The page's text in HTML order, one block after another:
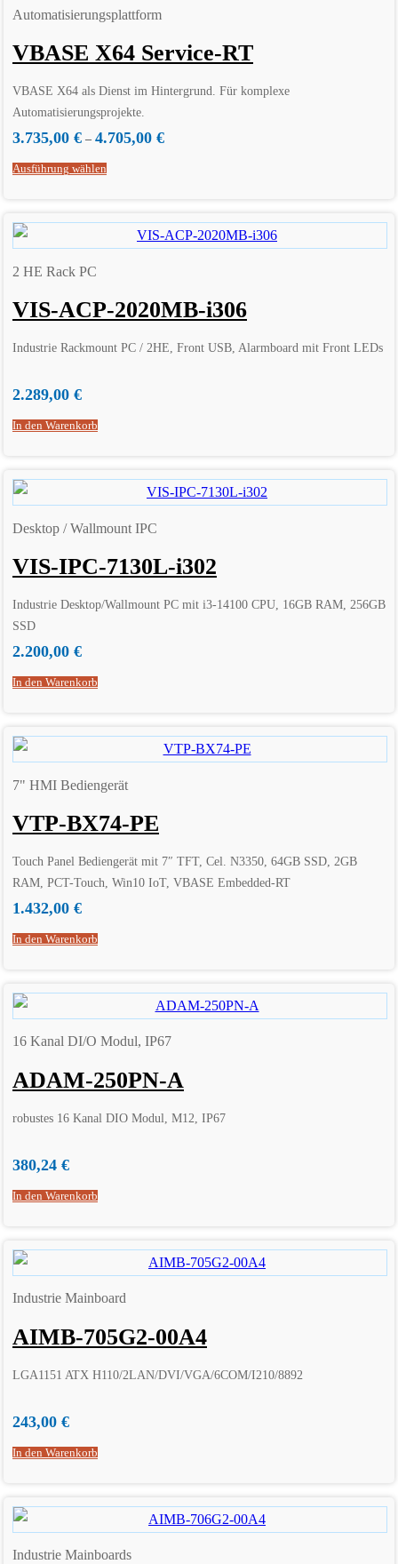
Automatisierungsplattform
VBASE X64 Service-RT
VBASE X64 als Dienst im Hintergrund. Für komplexe
Automatisierungsprojekte.
Einzellizenz für ein Laufzeitsystem inkl. Editor
3.735,00 € – 4.705,00 €
Ausführung wählen
2 HE Rack PC
VIS-ACP-2020MB-i306
Industrie Rackmount PC / 2HE, Front USB, Alarmboard mit Front LEDs
2.289,00 €
In den Warenkorb
Desktop / Wallmount IPC
VIS-IPC-7130L-i302
Industrie Desktop/Wallmount PC mit i3-14100 CPU, 16GB RAM, 256GB
SSD
2.200,00 €
In den Warenkorb
7" HMI Bediengerät
VTP-BX74-PE
Touch Panel Bediengerät mit 7″ TFT, Cel. N3350, 64GB SSD, 2GB
RAM, PCT-Touch, Win10 IoT, VBASE Embedded-RT
1.432,00 €
In den Warenkorb
16 Kanal DI/O Modul, IP67
ADAM-250PN-A
robustes 16 Kanal DIO Modul, M12, IP67
380,24 €
In den Warenkorb
Industrie Mainboard
AIMB-705G2-00A4
LGA1151 ATX H110/2LAN/DVI/VGA/6COM/I210/8892
243,00 €
In den Warenkorb
Industrie Mainboards